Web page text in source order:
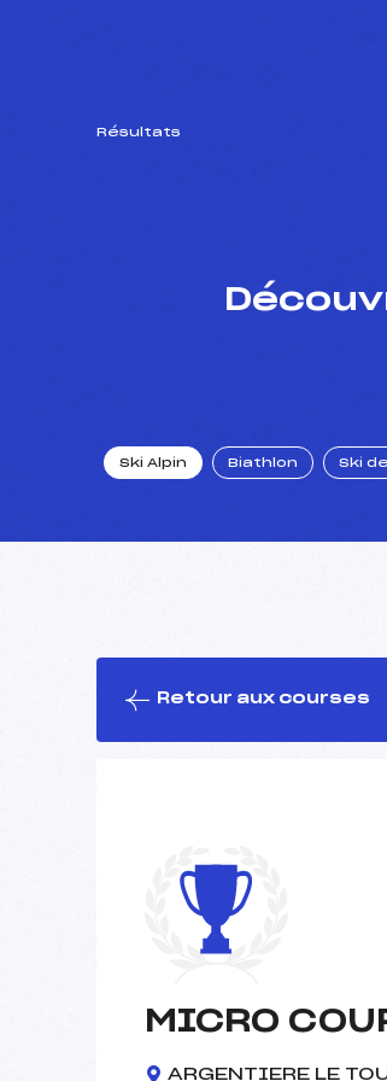
Résultats
Ski Alpin Biathlon Ski
Retour aux courses
MICRO
ARGENTIERE LE